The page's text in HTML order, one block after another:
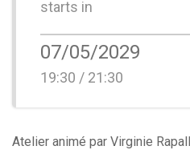
starts in
07/05/2029
19:30 / 21:30
Atelier animé par Virginie